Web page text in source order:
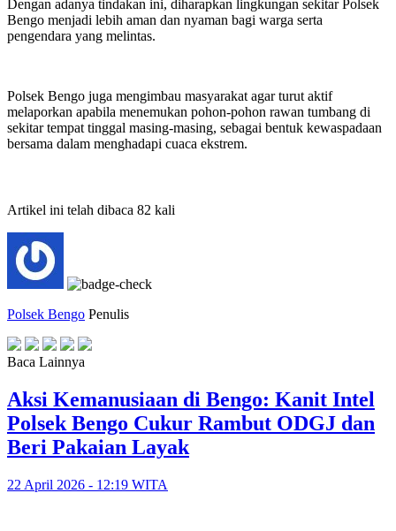
Dengan adanya tindakan ini, diharapkan lingkungan sekitar Polsek
Bengo menjadi lebih aman dan nyaman bagi warga serta
pengendara yang melintas.
Polsek Bengo juga mengimbau masyarakat agar turut aktif
melaporkan apabila menemukan pohon-pohon rawan tumbang di
sekitar tempat tinggal masing-masing, sebagai bentuk kewaspadaan
bersama dalam menghadapi cuaca ekstrem.
Artikel ini telah dibaca 82 kali
Polsek Bengo Penulis
Baca Lainnya
Aksi Kemanusiaan di Bengo: Kanit Intel
Polsek Bengo Cukur Rambut ODGJ dan
Beri Pakaian Layak
22 April 2026 - 12:19 WITA